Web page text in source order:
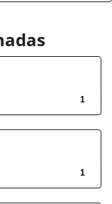
1
1